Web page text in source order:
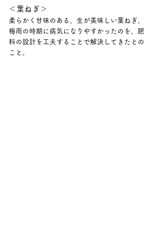
＜葉ねぎ＞
柔らかく甘味のある、生が美味しい葉ねぎ。
梅雨の時期に病気になりやすかったのを、肥
料の設計を工夫することで解決してきたとの
こと。